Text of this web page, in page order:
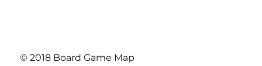
© 2018 Board Game Map